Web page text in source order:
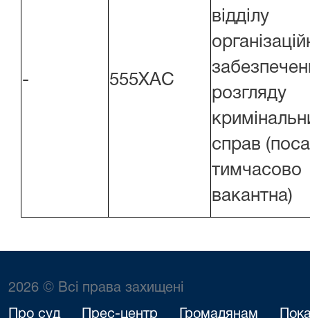
- 555ХАС
відділу
розгляду
справ
тимчасово
вакантна)
2026 © Всі права захищені
Про суд Прес-центр Громадянам